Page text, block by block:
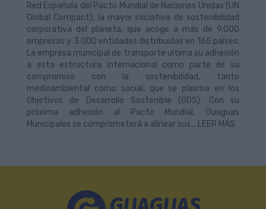
Red Española del Pacto Mundial de Naciones Unidas (UN
Global Compact), la mayor iniciativa de sostenibilidad
corporativa del planeta, que acoge a más de 9.000
empresas y 3.000 entidades distribuidas en 165 países.
La empresa municipal de transporte ultima su adhesión
a esta estructura internacional como parte de su
compromiso con la sostenibilidad, tanto
medioambiental como social, que se plasma en los
Objetivos de Desarrollo Sostenible (ODS). Con su
próxima adhesión al Pacto Mundial, Guaguas
Municipales se comprometerá a alinear sus... LEER MÁS